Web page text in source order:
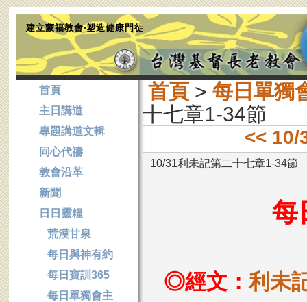
建立蒙福教會‧塑造健康門徒
首頁> 每日單獨
十七章1-34節
<< 10/
10/31利未記第二十七章1-34節
每
◎經文：利未
首頁
主日講道
專題講道文輯
同心代禱
教會沿革
新聞
日日靈糧
荒漠甘泉
每日與神有約
每日寶訓365
每日單獨會主